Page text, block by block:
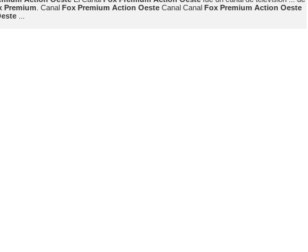
Premium . Canal Fox Premium Action Oeste Canal Canal Fox Premium Action Oeste